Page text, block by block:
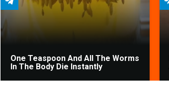
One Teaspoon And All The Worms
In The Body Die Instantly